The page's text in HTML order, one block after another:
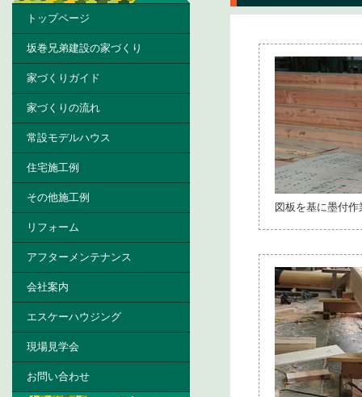
トップページ
坂巻兄弟建設の家づくり
家づくりガイド
家づくりの流れ
常設モデルハウス
住宅施工例
その他施工例
リフォーム
アフターメンテナンス
会社案内
エスケーハウジング
現場見学会
お問い合わせ
図板を基に墨付